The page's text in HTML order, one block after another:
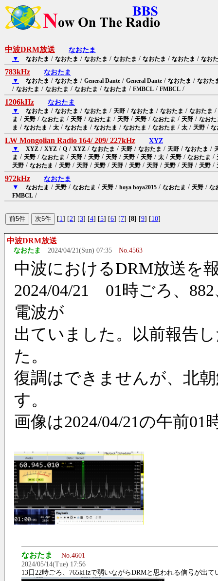
中波DRM放送
なおたま
▼
なおたま / なおたま / なおたま / なおたま / なおたま / なおたま / なお
783kHz
なおたま
▼
なおたま / なおたま / General Dante / General Dante / なおたま / なおた
/ なおたま / なおたま / なおたま / なおたま / FMBCL / FMBCL /
1206kHz
なおたま
▼
なおたま / なおたま / なおたま / 天野 / なおたま / なおたま / なおたま /
ま / 天野 / なおたま / 天野 / なおたま / 天野 / 天野 / なおたま / 天野 / なおた
ま / なおたま / 太 / なおたま / なおたま / なおたま / なおたま / 太 / 天野 / な
LW Mongolian Radio 164/ 209/ 227kHz
XYZ
▼
XYZ / XYZ / Q / XYZ / なおたま / 天野 / なおたま / 天野 / なおたま /
ま / 天野 / なおたま / 天野 / 天野 / 天野 / 天野 / 天野 / 太 / 天野 / なおたま /
天野 / なおたま / 天野 / 天野 / 天野 / 天野 / 天野 / 天野 / 天野 / 天野 / 天野 /
972kHz
なおたま
▼
なおたま / 天野 / なおたま / 天野 / hoya boya2015 / なおたま / 天野 / な
FMBCL /
[1] [2] [3] [4] [5] [6] [7] [8] [9] [10]
中波DRM放送
なおたま 2024/04/21(Sun) 07:35 No.4563
中波におけるDRM放送を
2024/04/21 01時ごろ、
電波が
出ていました。以前報告
た。
復調はできませんが、北
す。
画像は2024/04/21の午前01
なおたま
No.4601
2024/05/14(Tue) 17:56
13日22時ごろ、765kHzで弱いながらDRMと思われる信号が出て